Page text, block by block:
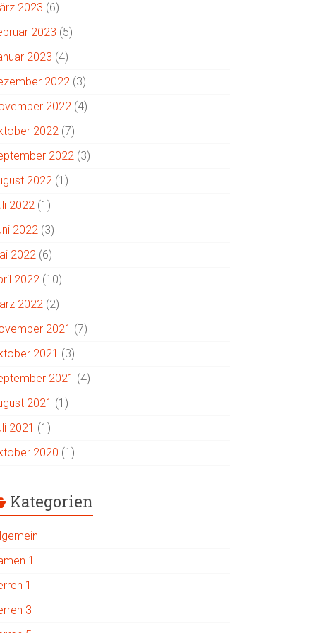
2023 (6)
2023 (5)
2023 (4)
2022 (3)
2022 (4)
2022 (7)
2022 (3)
2022 (1)
2022 (1)
2022 (3)
2022 (6)
2022 (10)
2022 (2)
2021 (7)
2021 (3)
2021 (4)
2021 (1)
2021 (1)
2020 (1)
Kategorien
1
1
3